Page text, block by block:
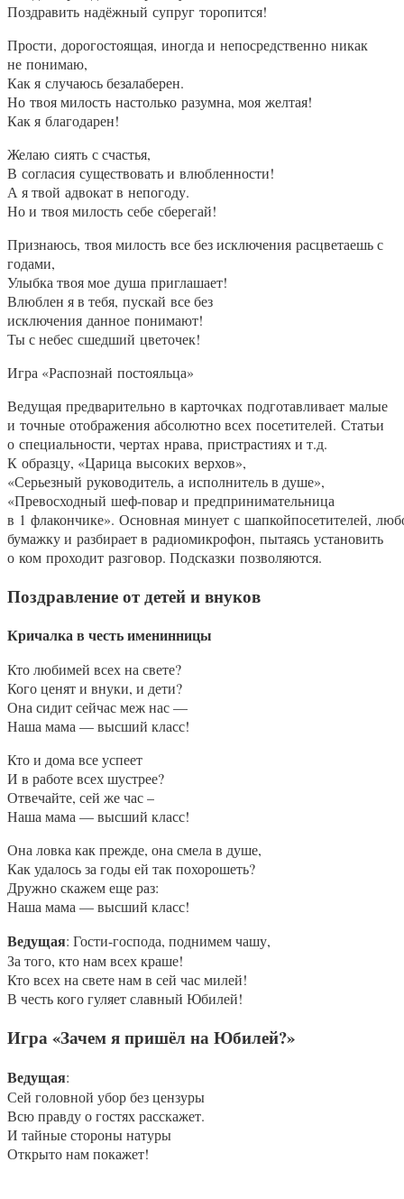
Поздравить надёжный супруг торопится!
Прости, дорогостоящая, иногда и непосредственно никак
не понимаю,
Как я случаюсь безалаберен.
Но твоя милость настолько разумна, моя желтая!
Как я благодарен!
Желаю сиять с счастья,
В согласия существовать и влюбленности!
А я твой адвокат в непогоду.
Но и твоя милость себе сберегай!
Признаюсь, твоя милость все без исключения расцветаешь с
годами,
Улыбка твоя мое душа приглашает!
Влюблен я в тебя, пускай все без
исключения данное понимают!
Ты с небес сшедший цветочек!
Игра «Распознай постояльца»
Ведущая предварительно в карточках подготавливает малые
и точные отображения абсолютно всех посетителей. Статьи
о специальности, чертах нрава, пристрастиях и т.д.
К образцу, «Царица высоких верхов»,
«Серьезный руководитель, а исполнитель в душе»,
«Превосходный шеф-повар и предпринимательница
в 1 флакончике». Основная минует с шапкойпосетителей,
бумажку и разбирает в радиомикрофон, пытаясь установить
о ком проходит разговор. Подсказки позволяются.
Поздравление от детей и внуков
Кричалка в честь именинницы
Кто любимей всех на свете?
Кого ценят и внуки, и дети?
Она сидит сейчас меж нас —
Наша мама — высший класс!
Кто и дома все успеет
И в работе всех шустрее?
Отвечайте, сей же час –
Наша мама — высший класс!
Она ловка как прежде, она смела в душе,
Как удалось за годы ей так похорошеть?
Дружно скажем еще раз:
Наша мама — высший класс!
Ведущая: Гости-господа, поднимем чашу,
За того, кто нам всех краше!
Кто всех на свете нам в сей час милей!
В честь кого гуляет славный Юбилей!
Игра «Зачем я пришёл на Юбилей?»
Ведущая:
Сей головной убор без цензуры
Всю правду о гостях расскажет.
И тайные стороны натуры
Открыто нам покажет!